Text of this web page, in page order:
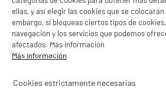
ellas, y así elegir las cookies que se
embargo, si bloqueas ciertos tipos de
navegación y los servicios que podemos
afectados. Más información
Más información
Cookies estrictamente necesarias